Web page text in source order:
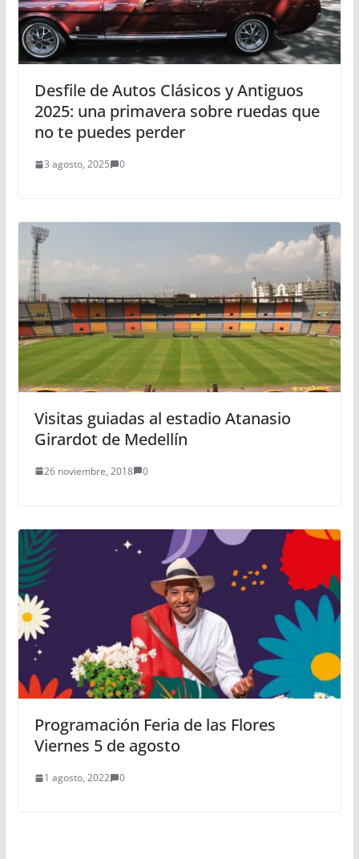
Desfile de Autos Clásicos y Antiguos
2025: una primavera sobre ruedas que
no te puedes perder
3 agosto, 2025 0
Visitas guiadas al estadio Atanasio
Girardot de Medellín
26 noviembre, 2018 0
Programación Feria de las Flores
Viernes 5 de agosto
1 agosto, 2022 0